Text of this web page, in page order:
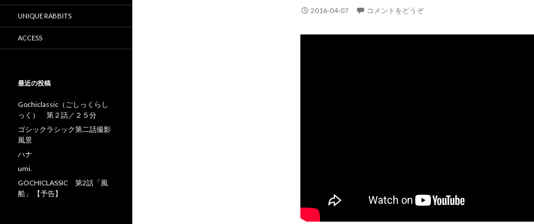
2016-04-07 コメントをどうぞ
UNIQUE RABBITS
ACCESS
最近の投稿
Gochiclassic（ごしっくらし
っく） 第２話／２５分
ゴシックラシック第二話撮影
風景
ハナ
umi.
GOCHICLASSIC 第2話「風
船」 【予告】